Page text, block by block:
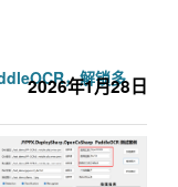
2026年1月28日
，解锁多